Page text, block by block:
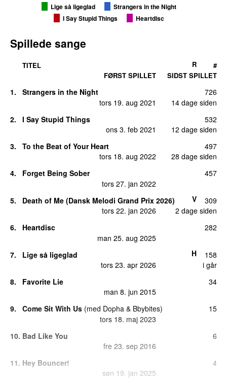
Lige så ligeglad
Strangers in the Night
I Say Stupid Things
Heartdisc
Spillede sange
TITEL
FØRST SPILLET
SIDST SPILLET
R #
1.
Strangers in the Night
tors 19. aug 2021
14 dage siden
726
2.
I Say Stupid Things
ons 3. feb 2021
12 dage siden
532
3.
To the Beat of Your Heart
tors 18. aug 2022
28 dage siden
497
4.
Forget Being Sober
tors 27. jan 2022
457
5.
Death of Me (Dansk Melodi Grand Prix 2026)
tors 22. jan 2026
2 dage siden
V 309
6.
Heartdisc
man 25. aug 2025
282
7.
Lige så ligeglad
tors 23. apr 2026
i går
H 158
8.
Favorite Lie
man 8. jun 2015
34
9. Come Sit With Us (med Dopha & Bbybites)
tors 18. maj 2023
15
10. Bad Like You
fre 23. sep 2016
6
11. Hey Bouncer!
søn 19. jan 2025
4